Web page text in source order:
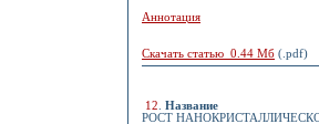
Аннотация
Скачать статью 0.44 Мб (.pdf)
12
Название
РОСТ